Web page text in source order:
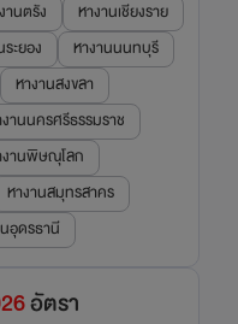
านตรัง
หางานเชียงราย
ะยอง
หางานนนทบุรี
หางานสงขลา
านนครศรีธรรมราช
านพิษณุโลก
หางานสมุทรสาคร
อุดรธานี
อัตรา